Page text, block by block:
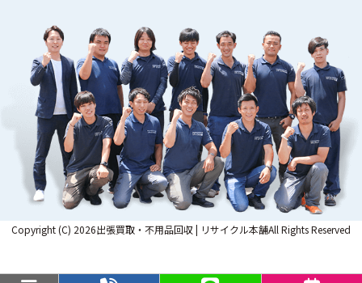
Copyright (C) 2026出張買取・不用品回収 | リサイクル本舗All Rights Reserved